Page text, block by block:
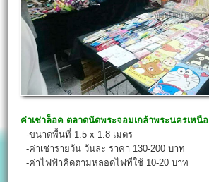
ค่าเช่าล็อค ตลาดนัดพระจอมเกล้าพระนครเหนือ
-ขนาดพื้นที่ 1.5 x 1.8 เมตร
-ค่าเช่ารายวัน วันละ ราคา 130-200 บาท
-ค่าไฟฟ้าคิดตามหลอดไฟที่ใช้ 10-20 บาท